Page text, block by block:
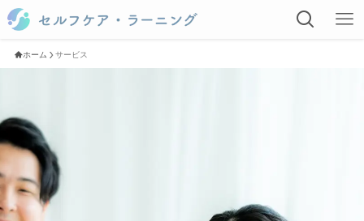
ホーム サービス